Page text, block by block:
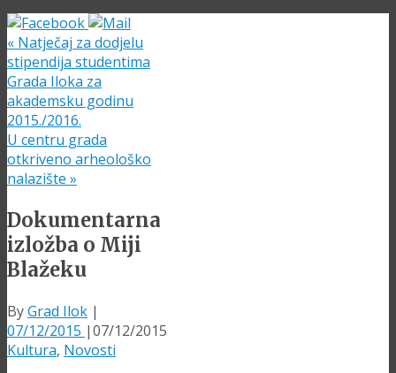
« Natječaj za dodjelu
stipendija studentima
Grada Iloka za
akademsku godinu
2015./2016.
U centru grada
otkriveno arheološko
nalazište »
Dokumentarna
izložba o Miji
Blažeku
ByGrad Ilok |
07/12/2015 |07/12/2015
Kultura, Novosti